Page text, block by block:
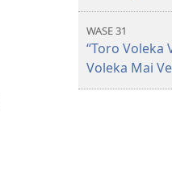
WASE 31
“Toro Voleka
Voleka Mai